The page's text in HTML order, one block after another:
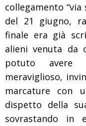
collegamento
del 21 giugno,
finale era già
alieni venuta da
potuto avere
meraviglioso,
marcature con
dispetto della
sovrastando in